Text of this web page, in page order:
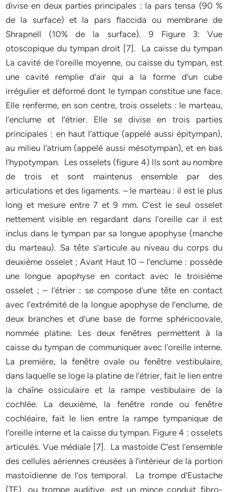
divise en deux parties principales : la pars tensa (90 %
de la surface) et la pars flaccida ou membrane de
Shrapnell (10% de la surface). 9 Figure 3: Vue
otoscopique du tympan droit [7]. La caisse du tympan
La cavité de l’oreille moyenne, ou caisse du tympan, est
une cavité remplie d’air qui a la forme d’un cube
irrégulier et déformé dont le tympan constitue une face.
Elle renferme, en son centre, trois osselets : le marteau,
l’enclume et l’étrier. Elle se divise en trois parties
principales : en haut l’attique (appelé aussi épitympan),
au milieu l’atrium (appelé aussi mésotympan), et en bas
l’hypotympan. Les osselets (figure 4) Ils sont au nombre
de trois et sont maintenus ensemble par des
articulations et des ligaments. – le marteau : il est le plus
long et mesure entre 7 et 9 mm. C’est le seul osselet
nettement visible en regardant dans l’oreille car il est
inclus dans le tympan par sa longue apophyse (manche
du marteau). Sa tête s’articule au niveau du corps du
deuxième osselet ; Avant Haut 10 – l’enclume : possède
une longue apophyse en contact avec le troisième
osselet ; – l’étrier : se compose d’une tête en contact
avec l’extrémité de la longue apophyse de l’enclume, de
deux branches et d’une base de forme sphéricoovale,
nommée platine. Les deux fenêtres permettent à la
caisse du tympan de communiquer avec l’oreille interne.
La première, la fenêtre ovale ou fenêtre vestibulaire,
dans laquelle se loge la platine de l’étrier, fait le lien entre
la chaîne ossiculaire et la rampe vestibulaire de la
cochlée. La deuxième, la fenêtre ronde ou fenêtre
cochléaire, fait le lien entre la rampe tympanique de
l’oreille interne et la caisse du tympan. Figure 4 : osselets
articulés. Vue médiale [7]. La mastoïde C’est l’ensemble
des cellules aériennes creusées à l’intérieur de la portion
mastoïdienne de l’os temporal. La trompe d’Eustache
(TE), ou trompe auditive, est un mince conduit fibro-